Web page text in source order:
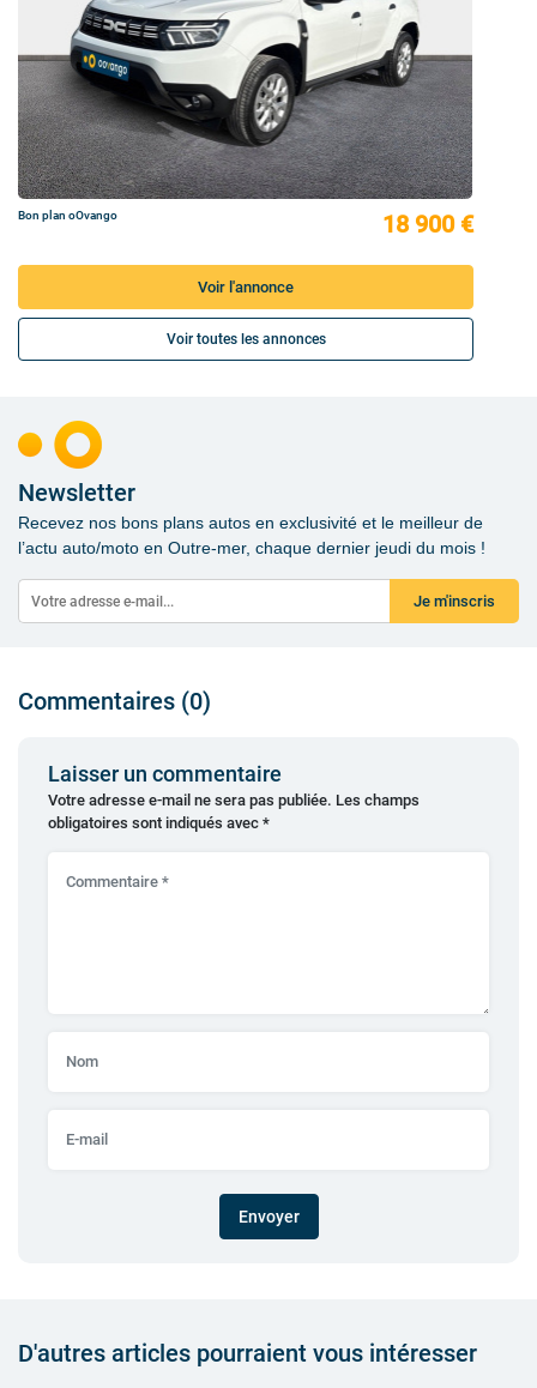
Bon plan oOvango 18 900 €
Voir l'annonce
Voir toutes les annonces
Newsletter
Recevez nos bons plans autos en exclusivité et le meilleur de
l’actu auto/moto en Outre-mer, chaque dernier jeudi du mois !
Je m'inscris
Commentaires (0)
Laisser un commentaire
Votre adresse e-mail ne sera pas publiée. Les champs
obligatoires sont indiqués avec *
Envoyer
D'autres articles pourraient vous intéresser